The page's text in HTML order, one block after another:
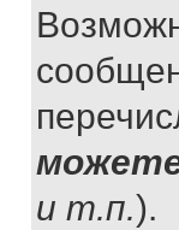
и т.п.).